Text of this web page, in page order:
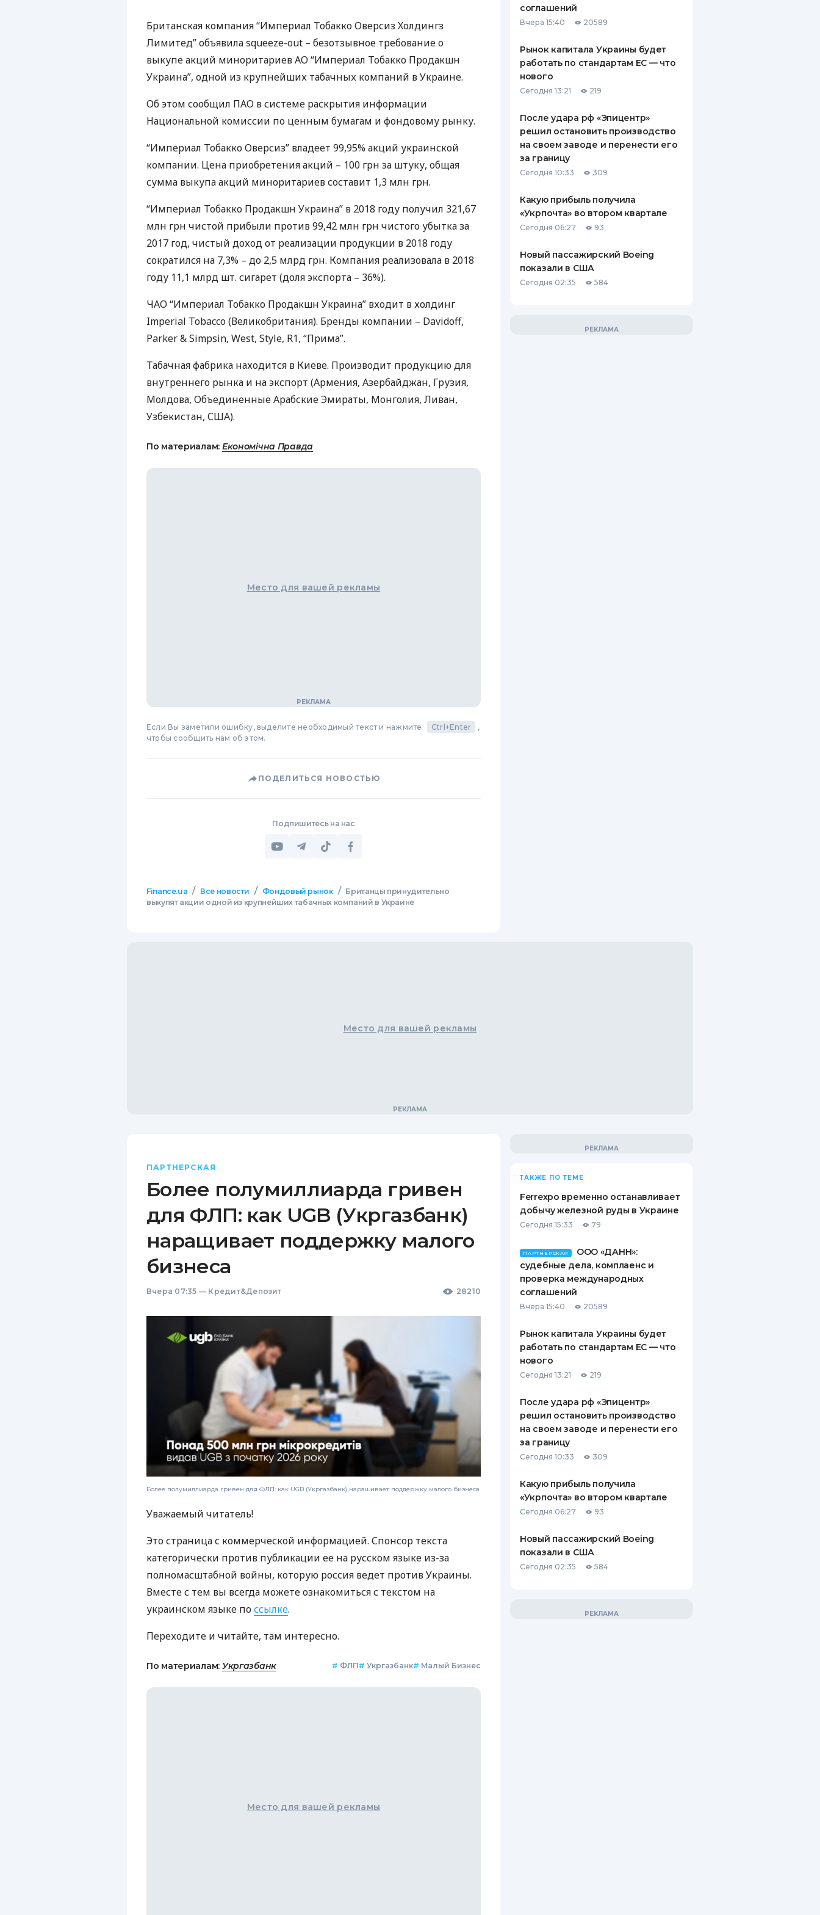
КЕШБЭКА
ПУТЕВОДИТЕЛИ ПО
БАНКОВСКИМ КАРТАМ
ПУТЕВОДИТЕЛИ ПО
ВСЕ СТРАХОВЫЕ ПОЛИСЫ
СТРАХОВЫЕ КОМПАНИИ
КОМПАНИЯХ
КОНТАКТЫ
Британская компания “Империал Тобакко Оверсиз Холдингз
Лимитед” объявила squeeze-out – безотзывное требование о
выкупе акций миноритариев АО “Империал Тобакко Продакшн
Украина”, одной из крупнейших табачных компаний в Украине.
Об этом сообщил ПАО в системе раскрытия информации
Национальной комиссии по ценным бумагам и фондовому рынку.
“Империал Тобакко Оверсиз” владеет 99,95% акций украинской
компании. Цена приобретения акций – 100 грн за штуку, общая
сумма выкупа акций миноритариев составит 1,3 млн грн.
“Империал Тобакко Продакшн Украина” в 2018 году получил 321,67
млн ​​грн чистой прибыли против 99,42 млн грн чистого убытка за
2017 год, чистый доход от реализации продукции в 2018 году
сократился на 7,3% – до 2,5 млрд грн. Компания реализовала в 2018
году 11,1 млрд шт. сигарет (доля экспорта – 36%).
ЧАО “Империал Тобакко Продакшн Украина” входит в холдинг
Imperial Tobacco (Великобритания). Бренды компании – Davidoff,
Parker & Simpsin, West, Style, R1, “Прима”.
Табачная фабрика находится в Киеве. Производит продукцию для
внутреннего рынка и на экспорт (Армения, Азербайджан, Грузия,
Молдова, Объединенные Арабские Эмираты, Монголия, Ливан,
Узбекистан, США).
По материалам: Економічна Правда
Место для вашей рекламы
Если Вы заметили ошибку, выделите необходимый текст и нажмите Ctrl+Enter
,
чтобы сообщить нам об этом.
ПОДЕЛИТЬСЯ НОВОСТЬЮ
Подпишитесь на нас
Finance.ua / Все новости / Фондовый рынок / Британцы принудительно
выкупят акции одной из крупнейших табачных компаний в Украине
соглашений
Вчера 15:40 20589
Рынок капитала Украины будет
работать по стандартам ЕС — что
нового
Сегодня 13:21 219
После удара рф «Эпицентр»
решил остановить производство
на своем заводе и перенести его
за границу
Сегодня 10:33 309
Какую прибыль получила
«Укрпочта» во втором квартале
Сегодня 06:27 93
Новый пассажирский Boeing
показали в США
Сегодня 02:35 584
Место для вашей рекламы
ПАРТНЕРСКАЯ
Более полумиллиарда гривен
для ФЛП: как UGB (Укргазбанк)
наращивает поддержку малого
бизнеса
Вчера 07:35 — Кредит&Депозит 28210
Более полумиллиарда гривен для ФЛП: как UGB (Укргазбанк) наращивает поддержку малого бизнеса
Уважаемый читатель!
Это страница с коммерческой информацией. Спонсор текста
категорически против публикации ее на русском языке из-за
полномасштабной войны, которую россия ведет против Украины.
Вместе с тем вы всегда можете ознакомиться с текстом на
украинском языке поссылке.
Переходите и читайте, там интересно.
По материалам: Укргазбанк # ФЛП# Укргазбанк# Малый Бизнес
Место для вашей рекламы
ТАКЖЕ ПО ТЕМЕ
Ferrexpo временно останавливает
добычу железной руды в Украине
Сегодня 15:33 79
ПАРТНЕРСКАЯ
ООО «ДАНН»:
судебные дела, комплаенс и
проверка международных
соглашений
Вчера 15:40 20589
Рынок капитала Украины будет
работать по стандартам ЕС — что
нового
Сегодня 13:21 219
После удара рф «Эпицентр»
решил остановить производство
на своем заводе и перенести его
за границу
Сегодня 10:33 309
Какую прибыль получила
«Укрпочта» во втором квартале
Сегодня 06:27 93
Новый пассажирский Boeing
показали в США
Сегодня 02:35 584